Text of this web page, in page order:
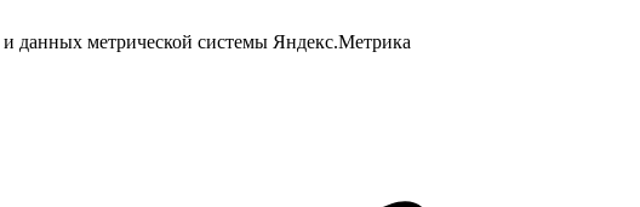
данных метрической системы Яндекс.Метрика